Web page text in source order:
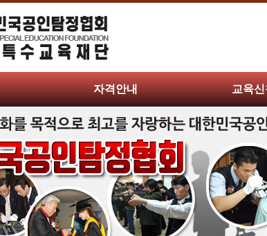
자격안내 교육신